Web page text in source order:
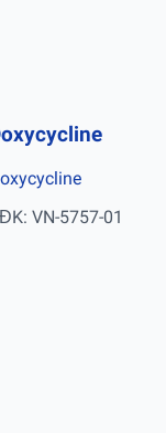
VN-5757-01